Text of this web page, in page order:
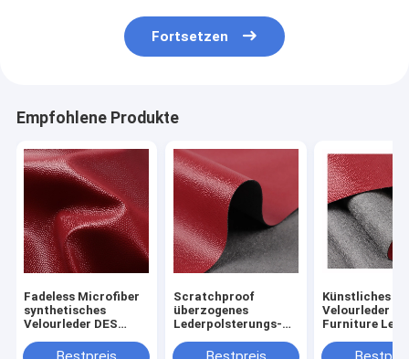
Fortsetzen
Empfohlene Produkte
Fadeless Microfiber
synthetisches
Velourleder DES
Möbel-ledernes
Scratchproof
überzogenes
Lederpolsterungs-
Vegetariers für
Künstliches
Velourleder
Furniture